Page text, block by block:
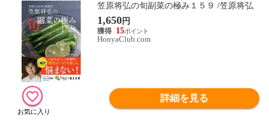
笠原将弘の旬副菜の極み１５９ /笠原将弘
1,650円
15
HonyaClub.com
詳細を見る